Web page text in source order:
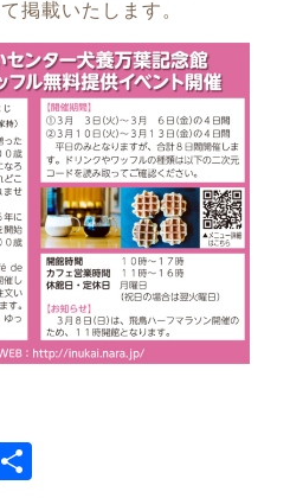
掲載いたします。
Email